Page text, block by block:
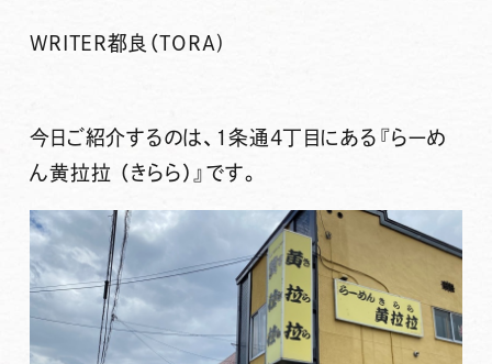
WRITER都良（TORA)
今日ご紹介するのは、1条通4丁目にある 『らーめ
ん黄拉拉 （きらら）』 です。